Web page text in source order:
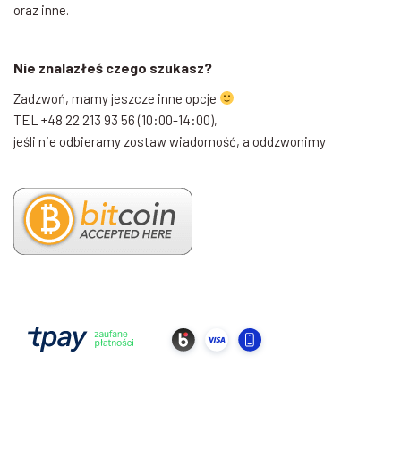
oraz inne.
Nie znalazłeś czego szukasz?
Zadzwoń, mamy jeszcze inne opcje
TEL +48 22 213 93 56 (10:00-14:00),
jeśli nie odbieramy zostaw wiadomość, a oddzwonimy